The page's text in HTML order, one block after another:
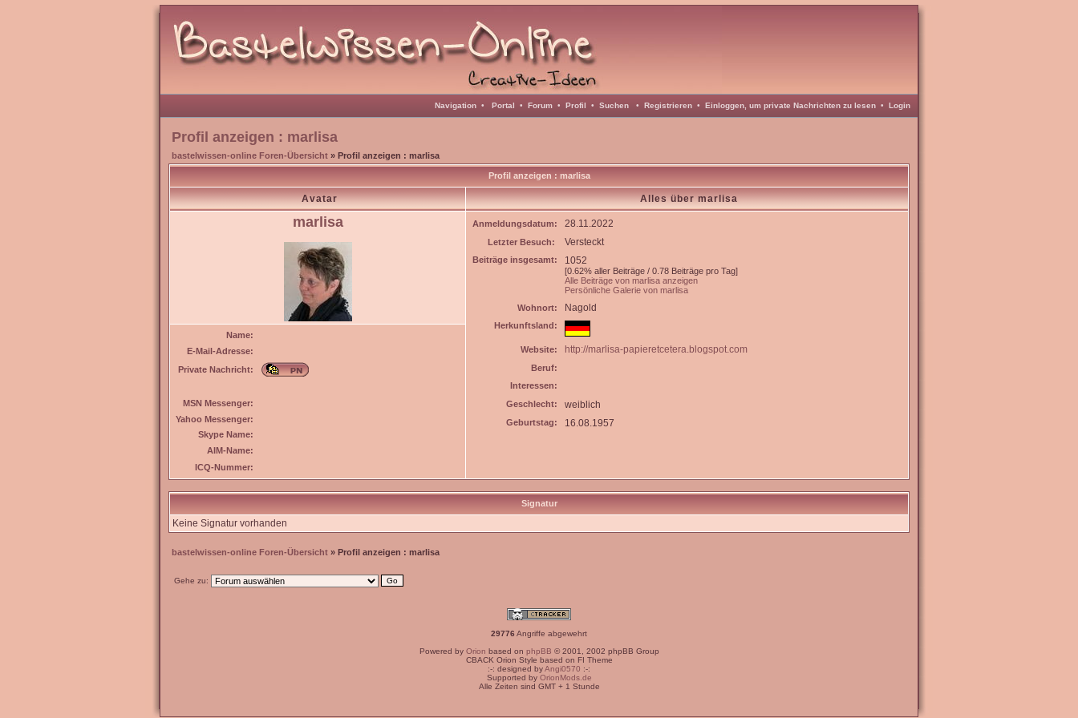
Navigation • Portal • Forum • Profil • Suchen • Registrieren • Einloggen, um private Nachrichten zu lesen • Login
Profil anzeigen : marlisa
bastelwissen-online Foren-Übersicht » Profil anzeigen : marlisa
Profil anzeigen : marlisa
Avatar Alles über marlisa
marlisa Anmeldungsdatum: 28.11.2022
Letzter Besuch: Versteckt
Beiträge insgesamt: 1052
[0.62% aller Beiträge / 0.78 Beiträge pro Tag]
Alle Beiträge von marlisa anzeigen
Persönliche Galerie von marlisa
Wohnort:
Nagold
Herkunftsland:
Website: http://marlisa-papieretcetera.blogspot.com
Beruf:
Interessen:
Geschlecht:
weiblich
Geburtstag: 16.08.1957
Name:
E-Mail-Adresse:
Private Nachricht:
MSN Messenger:
Yahoo Messenger:
Skype Name:
AIM-Name:
ICQ-Nummer:
Signatur
Keine Signatur vorhanden
bastelwissen-online Foren-Übersicht » Profil anzeigen : marlisa
Gehe zu:
29776 Angriffe abgewehrt
Powered by Orion based on phpBB © 2001, 2002 phpBB Group
CBACK Orion Style based on FI Theme
:-: designed byAngi0570 :-:
Supported by OrionMods.de
Alle Zeiten sind GMT + 1 Stunde